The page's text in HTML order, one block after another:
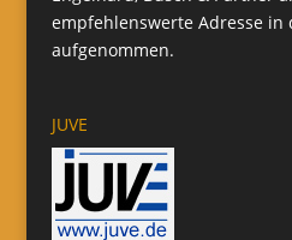
empfehlenswerte Adresse in
aufgenommen.
JUVE